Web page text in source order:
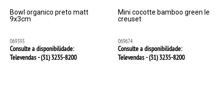
Bowl organico preto matt
9x3cm
069393
Consulte a disponibilidade:
Televendas - (31)3235-8200
Mini cocotte bamboo green le
creuset
069674
Consulte a disponibilidade:
Televendas - (31)3235-8200